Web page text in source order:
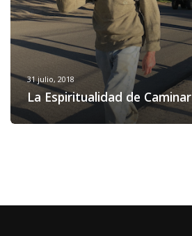
31 julio, 2018
La Espiritualidad de Caminar